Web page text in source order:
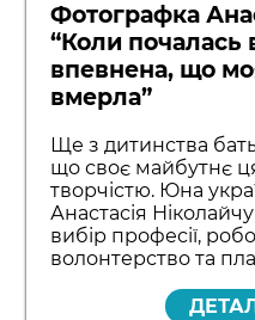
Фотографка
“Коли почалась
впевнена, що
вмерла”
Ще з дитинства
що своє майбутнє
творчістю. Юна
Анастасія
вибір професії,
волонтерство та